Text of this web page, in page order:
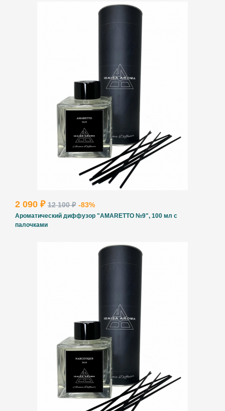
ВВЕДИТЕ И НАЖМИТЕ ENTER
2 090 ₽ 12 100 ₽ -83%
Ароматический диффузор "AMARETTO №9", 100 мл с
палочками